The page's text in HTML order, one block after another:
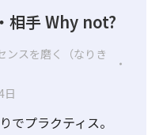
相手 Why not?
ンスを磨く（なりき
日
でプラクティス。